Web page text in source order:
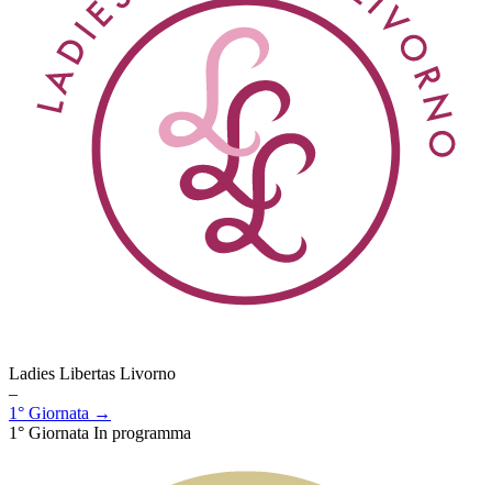
Ladies Libertas Livorno
–
1° Giornata →
1° Giornata In programma